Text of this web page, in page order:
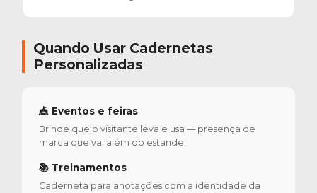
Quando Usar Cadernetas
Personalizadas
🎪 Eventos e feiras
Brinde que o visitante leva e usa — presença de
marca que vai além do estande.
📚 Treinamentos
Caderneta para anotações com a identidade da